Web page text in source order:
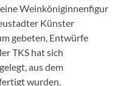
Weinköniginnenfigur
Künster
gebeten, Entwürfe
TKS hat sich
aus dem
wurden.